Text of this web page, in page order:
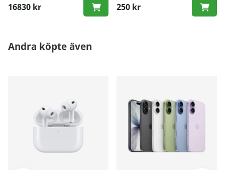
16830 kr 250 kr
Andra köpte även